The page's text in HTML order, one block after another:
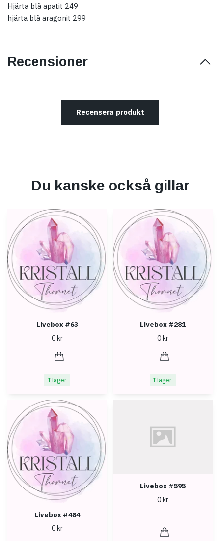
Hjärta blå apatit 249
hjärta blå aragonit 299
Recensioner
Recensera produkt
Du kanske också gillar
Livebox #63
0 kr
I lager
Livebox #281
0 kr
I lager
Livebox #484
0 kr
Livebox #595
0 kr